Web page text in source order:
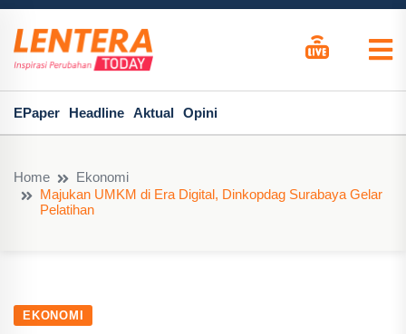
EPaper Headline Aktual Opini
Home
Ekonomi
Majukan UMKM di Era Digital, Dinkopdag Surabaya Gelar
Pelatihan
EKONOMI